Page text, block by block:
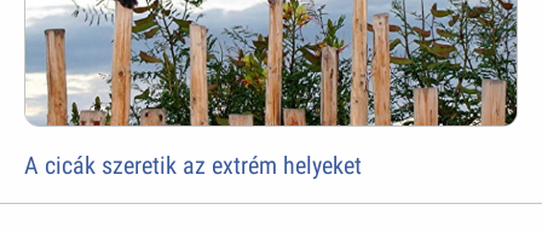
A cicák szeretik az extrém helyeket